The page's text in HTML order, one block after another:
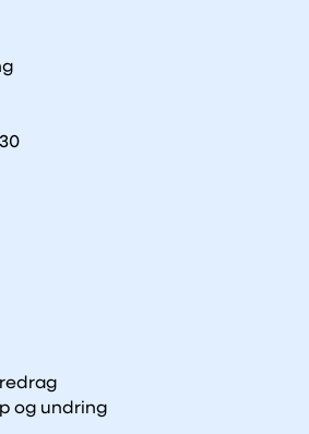
og undring